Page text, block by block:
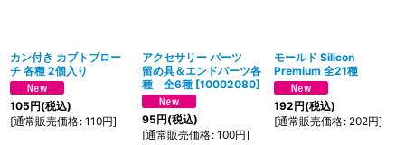
カン付き カブトブロー
チ 各種 2個入り
105円(税込)
[通常販売価格: 110円]
アクセサリー パーツ
留め具＆エンドパーツ各
種 全6種 [10002080]
95円(税込)
[通常販売価格: 100円]
モールド Silicon
Premium 全21種
192円(税込)
[通常販売価格: 202円]